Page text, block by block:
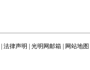
法律声明 光明网邮箱 网站地图